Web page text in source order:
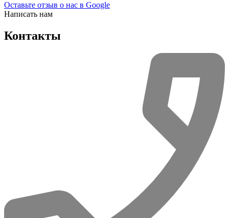
Оставьте отзыв о нас в Google
Написать нам
Контакты